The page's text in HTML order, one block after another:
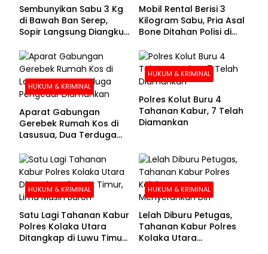
Sembunyikan Sabu 3 Kg
di Bawah Ban Serep,
Sopir Langsung Diangkut
Mobil Rental Berisi 3
Kilogram Sabu, Pria Asal
Bone Ditahan Polisi di
HUKUM & KRIMINAL
Aparat Gabungan
Gerebek Rumah Kos di
Lasusua, Dua Terduga
HUKUM & KRIMINAL
Polres Kolut Buru 4
Tahanan Kabur, 7 Telah
Diamankan
HUKUM & KRIMINAL
Satu Lagi Tahanan Kabur
Polres Kolaka Utara
Ditangkap di Luwu Timur,
HUKUM & KRIMINAL
Lelah Diburu Petugas,
Tahanan Kabur Polres
Kolaka Utara